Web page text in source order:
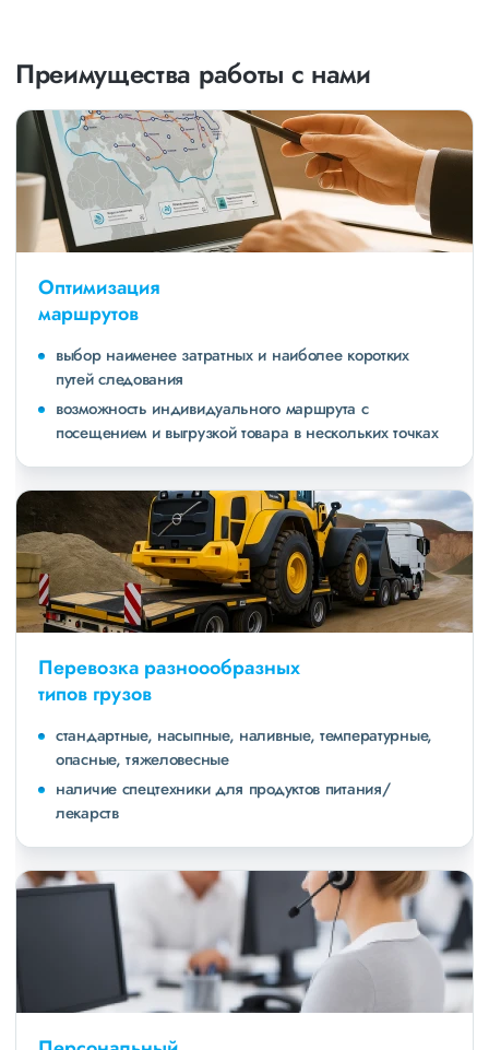
Преимущества работы с нами
Оптимизация
маршрутов
выбор наименее затратных и наиболее коротких
путей следования
возможность индивидуального маршрута с
посещением и выгрузкой товара в нескольких точках
Перевозка разноообразных
типов грузов
стандартные, насыпные, наливные, температурные,
опасные, тяжеловесные
наличие спецтехники для продуктов питания/
лекарств